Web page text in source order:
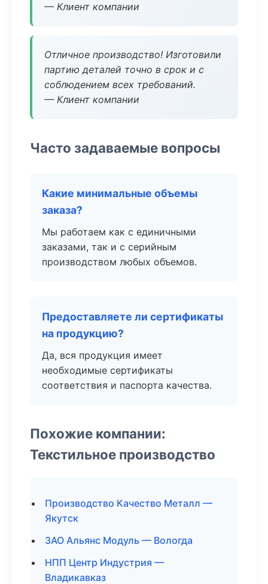
— Клиент компании
Отличное производство! Изготовили
партию деталей точно в срок и с
соблюдением всех требований.
— Клиент компании
Часто задаваемые вопросы
Какие минимальные объемы
заказа?
Мы работаем как с единичными
заказами, так и с серийным
производством любых объемов.
Предоставляете ли сертификаты
на продукцию?
Да, вся продукция имеет
необходимые сертификаты
соответствия и паспорта качества.
Похожие компании:
Текстильное производство
Производство Качество Металл —
Якутск
ЗАО Альянс Модуль — Вологда
НПП Центр Индустрия —
Владикавказ